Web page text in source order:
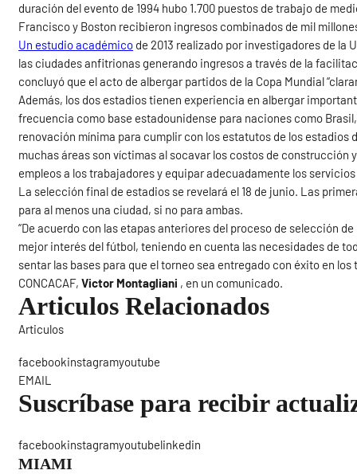
duración del evento de 1994 hubo 1.700 puestos de trabajo de
Francisco y Boston recibieron ingresos combinados de mil
Un estudio académico de 2013 realizado por investigadores de la
las ciudades anfitrionas generando ingresos a través de la
concluyó que el acto de albergar partidos de la Copa Mundial
Además, los dos estadios tienen experiencia en albergar
frecuencia como base estadounidense para naciones como
renovación mínima para cumplir con los estatutos de los estadios
muchas áreas son víctimas al socavar los costos de
empleos a los trabajadores y equipar adecuadamente los
La selección final de estadios se revelará el 18 de junio. Las
para al menos una ciudad, si no para ambas.
“De acuerdo con las etapas anteriores del proceso de selección
mejor interés del fútbol, ​​teniendo en cuenta las necesidades de
sentar las bases para que el torneo sea entregado con éxito en
CONCACAF,Victor Montagliani , en un comunicado.
Articulos Relacionados
Articulos
facebookinstagramyoutube
EMAIL
Suscríbase para recibir
facebookinstagramyoutubelinkedin
MIAMI